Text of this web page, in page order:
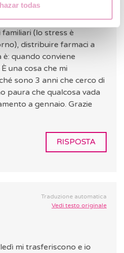
todas
ad essere
il che implica
(lo stress è
distribuire farmaci a
quando conviene
una cosa che mi
sono 3 anni che cerco di
paura che qualcosa vada
a gennaio. Grazie
RISPOSTA
Traduzione automatica
Vedi testo originale
mi trasferiscono e io